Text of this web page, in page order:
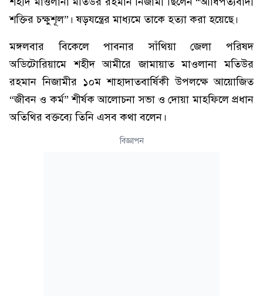
শক্তির চক্ষুশূল”। ষড়যন্ত্রের মাধ্যমে তাকে হত্যা করা হয়েছে।
মঙ্গলবার বিকেলে পাবনার সাঁথিয়া জেলা পরিষদ
অডিটোরিয়ামে শহীদ আমীরে জামায়াত মাওলানা মতিউর
রহমান নিজামীর ১০ম শাহাদাতবার্ষিকী উপলক্ষে আয়োজিত
“জীবন ও কর্ম” শীর্ষক আলোচনা সভা ও দোয়া মাহফিলে প্রধান
অতিথির বক্তব্যে তিনি এসব কথা বলেন।
বিজ্ঞাপন